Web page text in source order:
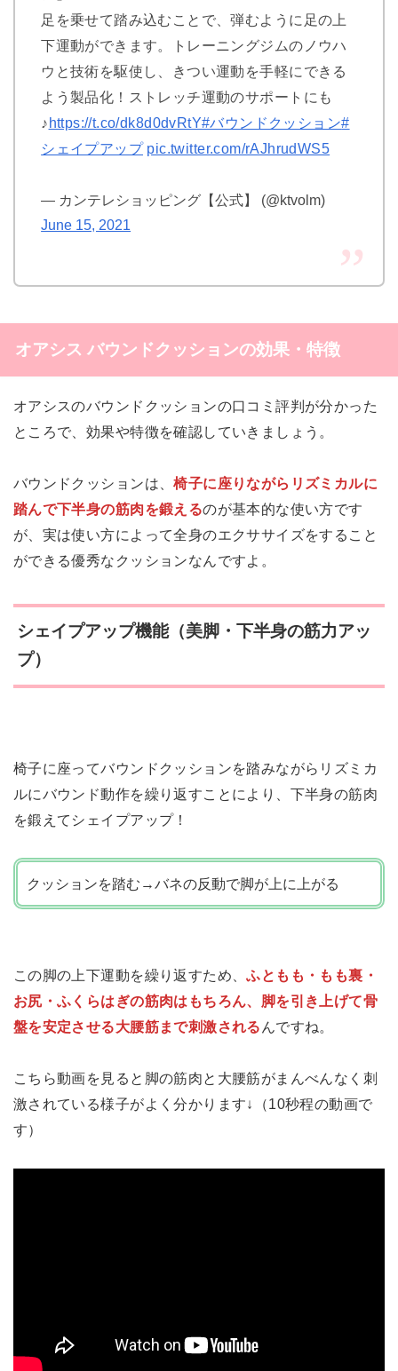
足を乗せて踏み込むことで、弾むように足の上
下運動ができます。トレーニングジムのノウハ
ウと技術を駆使し、きつい運動を手軽にできる
よう製品化！ストレッチ運動のサポートにも
♪https://t.co/dk8d0dvRtY#バウンドクッション#
シェイプアップ pic.twitter.com/rAJhrudWS5
— カンテレショッピング【公式】 (@ktvolm)
June 15, 2021
オアシス バウンドクッションの効果・特徴
オアシスのバウンドクッションの口コミ評判が分かった
ところで、効果や特徴を確認していきましょう。
バウンドクッションは、椅子に座りながらリズミカルに
踏んで下半身の筋肉を鍛えるのが基本的な使い方です
が、実は使い方によって全身のエクササイズをすること
ができる優秀なクッションなんですよ。
シェイプアップ機能（美脚・下半身の筋力アッ
プ）
椅子に座ってバウンドクッションを踏みながらリズミカ
ルにバウンド動作を繰り返すことにより、下半身の筋肉
を鍛えてシェイプアップ！
クッションを踏む→バネの反動で脚が上に上がる
この脚の上下運動を繰り返すため、ふともも・もも裏・
お尻・ふくらはぎの筋肉はもちろん、脚を引き上げて骨
盤を安定させる大腰筋まで刺激される んですね。
こちら動画を見ると脚の筋肉と大腰筋がまんべんなく刺
激されている様子がよく分かります↓（10秒程の動画で
す）